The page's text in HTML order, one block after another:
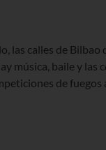
las calles de Bilbao
música, baile y las
de fuegos